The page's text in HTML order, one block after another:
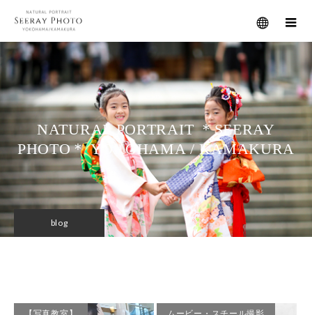
メニュー
NATURAL PORTRAIT ＊SEERAY
PHOTO＊ YOKOHAMA / KAMAKURA
blog